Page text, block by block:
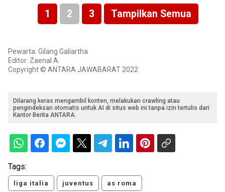
1 2 3 Tampilkan Semua
Pewarta: Gilang Galiartha
Editor: Zaenal A.
Copyright © ANTARA JAWABARAT 2022
Dilarang keras mengambil konten, melakukan crawling atau
pengindeksan otomatis untuk AI di situs web ini tanpa izin tertulis dari
Kantor Berita ANTARA.
Tags:
liga italia juventus as roma